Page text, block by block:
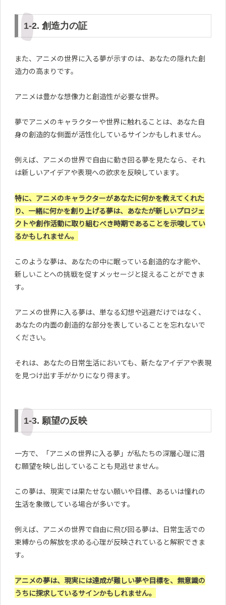
1-2. 創造力の証
また、アニメの世界に入る夢が示すのは、あなたの隠れた創
造力の高まりです。
アニメは豊かな想像力と創造性が必要な世界。
夢でアニメのキャラクターや世界に触れることは、あなた自
身の創造的な側面が活性化しているサインかもしれません。
例えば、アニメの世界で自由に動き回る夢を見たなら、それ
は新しいアイデアや表現への欲求を反映しています。
特に、アニメのキャラクターがあなたに何かを教えてくれた
り、一緒に何かを創り上げる夢は、あなたが新しいプロジェ
クトや創作活動に取り組むべき時期であることを示唆してい
るかもしれません。
このような夢は、あなたの中に眠っている創造的な才能や、
新しいことへの挑戦を促すメッセージと捉えることができま
す。
アニメの世界に入る夢は、単なる幻想や逃避だけではなく、
あなたの内面の創造的な部分を表していることを忘れないで
ください。
それは、あなたの日常生活においても、新たなアイデアや表現
を見つけ出す手がかりになり得ます。
1-3. 願望の反映
一方で、「アニメの世界に入る夢」が私たちの深層心理に潜
む願望を映し出していることも見逃せません。
この夢は、現実では果たせない願いや目標、あるいは憧れの
生活を象徴している場合が多いです。
例えば、アニメの世界で自由に飛び回る夢は、日常生活での
束縛からの解放を求める心理が反映されていると解釈できま
す。
アニメの夢は、現実には達成が難しい夢や目標を、無意識の
うちに探求しているサインかもしれません。